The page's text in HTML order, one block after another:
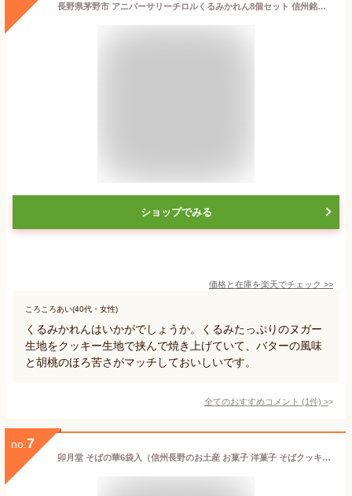
長野県茅野市 アニバーサリーチロルくるみかれん8個セット 信州銘菓 金賞受賞 フレッシュバター クッキー生地 お菓子 ギフト 【くるみたっぷりのヌガー生地をフレッシュバターで仕込んだクッキー生地】【送料込】クリックポストでお届けします 美味しい 人気
ショップでみる
価格と在庫を楽天でチェック >>
ころころあい(40代・女性)
くるみかれんはいかがでしょうか。くるみたっぷりのヌガー
生地をクッキー生地で挟んで焼き上げていて、バターの風味
と胡桃のほろ苦さがマッチしておいしいです。
全てのおすすめコメント (1件) >
no. 7
卯月堂 そばの華6袋入（信州長野のお土産 お菓子 洋菓子 そばクッキー 土産 おみやげ 長野県 銘菓 蕎麦の華 長野土産 長野お土産 通販 卯月堂）